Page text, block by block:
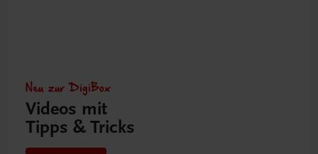
Neu zur DigiBox
Videos mit
Tipps & Tricks